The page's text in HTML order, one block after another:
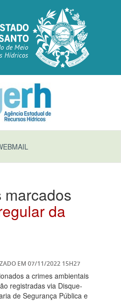
de Meio
Hídricos
da
EM 07/11/2022 15H27
a crimes ambientais
registradas via Disque-
de Segurança Pública e